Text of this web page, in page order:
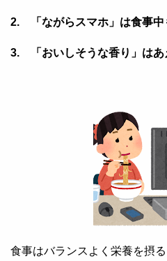
2. 「ながらスマホ」は食事中
3. 「おいしそうな香り」はあ
食事はバランスよく栄養を摂